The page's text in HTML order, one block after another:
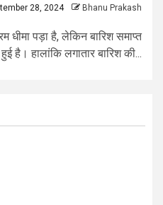
28, 2024 Bhanu Prakash
धीमा पड़ा है, लेकिन बारिश समाप्त
है। हालांकि लगातार बारिश की...